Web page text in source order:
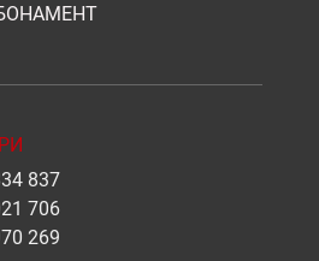
837
706
269